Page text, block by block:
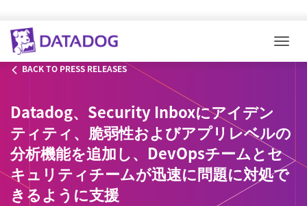
BACK TO PRESS RELEASES
Datadog、Security Inboxにアイデン
ティティ、脆弱性およびアプリレベルの
分析機能を追加し、DevOpsチームとセ
キュリティチームが迅速に問題に対処で
きるように支援